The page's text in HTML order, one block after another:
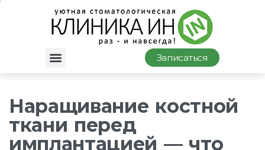
Записаться
Наращивание костной
ткани перед
имплантацией — что